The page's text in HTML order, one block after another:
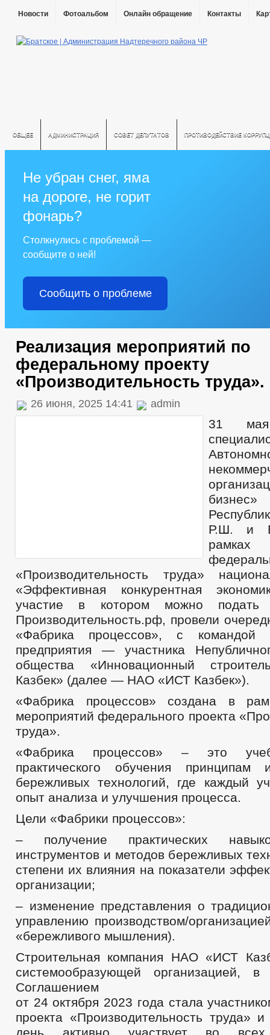
Новости Фотоальбом Онлайн обращение Контакты
ОБЩЕЕ АДМИНИСТРАЦИЯ СОВЕТ ДЕПУТАТОВ ПРОТИВОДЕЙСТВИЕ
Не убран снег, яма
на дороге, не горит
фонарь?
Столкнулись с проблемой —
сообщите о ней!
Сообщить о проблеме
Реализация мероприятий по
федеральному проекту
«Производительность труда».
26 июня, 2025 14:41 admin
31
Р.Ш. и
«Производительность труда»
«Эффективная конкурентная
участие в котором можно подать
Производительность.рф, провели
«Фабрика процессов», с командой
предприятия — участника
общества «Инновационный
Казбек» (далее — НАО «ИСТ Казбек»).
«Фабрика процессов» создана в
мероприятий федерального проекта
труда».
«Фабрика процессов» – это
практического обучения принципам
бережливых технологий, где каждый
опыт анализа и улучшения процесса.
Цели «Фабрики процессов»:
– получение практических
инструментов и методов бережливых
степени их влияния на показатели
организации;
– изменение представления о
управлению производством/
«бережливого мышления).
Строительная компания НАО «ИСТ
системообразующей организацией, в
Соглашением
от 24 октября 2023 года стала
проекта «Производительность труда»